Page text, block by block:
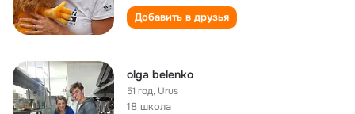
Добавить в друзья
olga belenko
51 год, Urus
18 школа